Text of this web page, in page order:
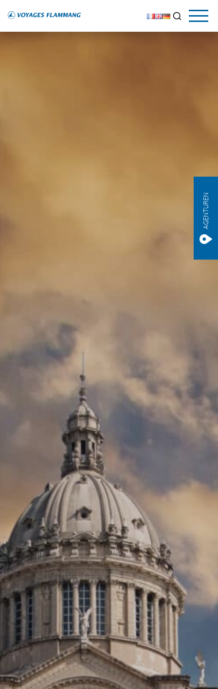
AGENTUREN